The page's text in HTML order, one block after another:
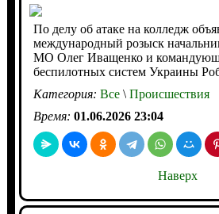
По делу об атаке на колледж
международный розыск
МО Олег Иващенко и
беспилотных систем Украины
Категория: Все\Происшествия
Время: 01.06.2026 23:04
Наверх